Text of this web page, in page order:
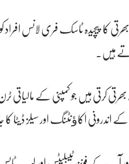
پیچیدہ ٹاسک فری لانس افراد کو
ہیں۔
کرتی ہیں جو کمپنی کے مالیاتی
اکاﺅنٹنگ اور سیلز ڈیٹا کا